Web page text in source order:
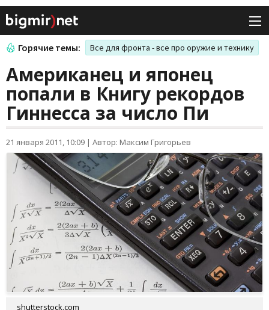
Горячие темы: Все для фронта - все про оружие и технику
Американец и японец
попали в Книгу рекордов
Гиннесса за число Пи
21 января 2011, 10:09 | Автор: Максим Григорьев
shutterstock.com